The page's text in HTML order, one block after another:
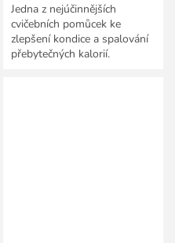
Jedna z nejúčinnějších
cvičebních pomůcek ke
zlepšení kondice a spalování
přebytečných kalorií.